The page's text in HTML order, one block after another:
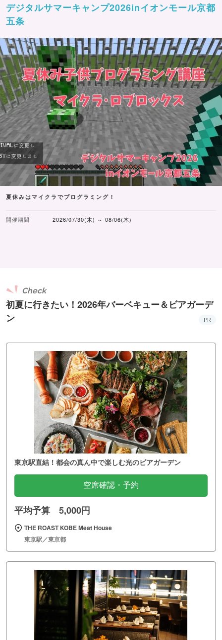
デジタルサマーキャンプ2026inイオンモール京都
五条
夏休みはマイクラでプログラミング！
開催期間 2026/07/30(木) ～ 08/06(木)
初夏に行きたい！2026年バーベキュー＆ビアガーデ
ン
Check
PR
東京駅直結！都会の真ん中で楽しむ光のビアガーデン
空席確認・予約
平均予算 5,000円
THE ROAST KOBE Meat House
東京駅／東京都